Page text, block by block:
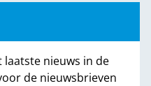
nieuws in de
de nieuwsbrieven